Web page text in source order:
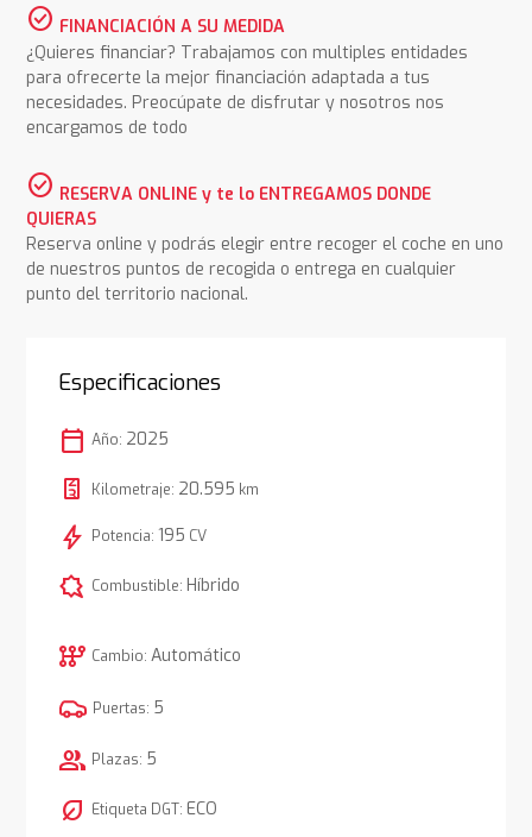
check_circle FINANCIACIÓN A SU MEDIDA
¿Quieres financiar? Trabajamos con multiples entidades
para ofrecerte la mejor financiación adaptada a tus
necesidades. Preocúpate de disfrutar y nosotros nos
encargamos de todo
check_circle RESERVA ONLINE y te lo ENTREGAMOS DONDE
QUIERAS
Reserva online y podrás elegir entre recoger el coche en uno
de nuestros puntos de recogida o entrega en cualquier
punto del territorio nacional.
Especificaciones
calendar_today Año: 2025
Kilometraje: 20.595 km
bolt Potencia: 195 CV
comic_bubble Combustible: Híbrido
auto_transmission Cambio: Automático
Puertas: 5
group Plazas: 5
nest_eco_leaf Etiqueta DGT: ECO